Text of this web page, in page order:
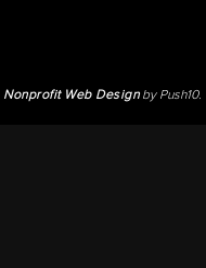
Nonprofit Web Designby Push10.